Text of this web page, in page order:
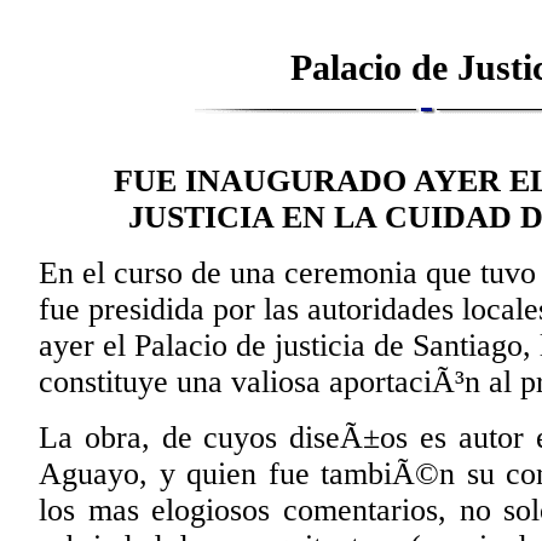
Palacio de
FUE INAUGURADO AYER
JUSTICIA EN LA CUIDAD
En el curso de una ceremonia que
fue presidida por las autoridades
ayer el Palacio de justicia de
constituye una valiosa aportaciÃ³n al
La obra, de cuyos diseÃ±os es
Aguayo, y quien fue tambiÃ©n su
los mas elogiosos comentarios, no